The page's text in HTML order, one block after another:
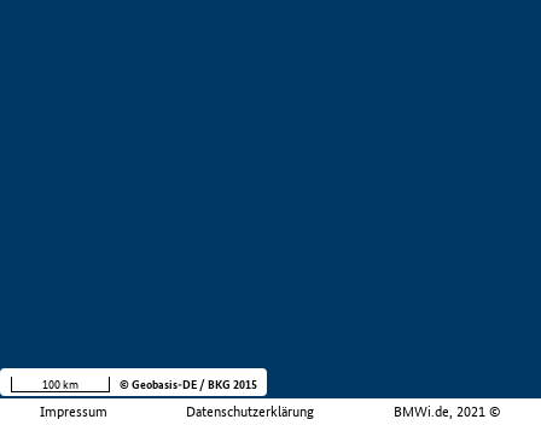
Impressum Datenschutzerklärung BMWi.de, 2021 ©
100 km © Geobasis-DE / BKG 2015